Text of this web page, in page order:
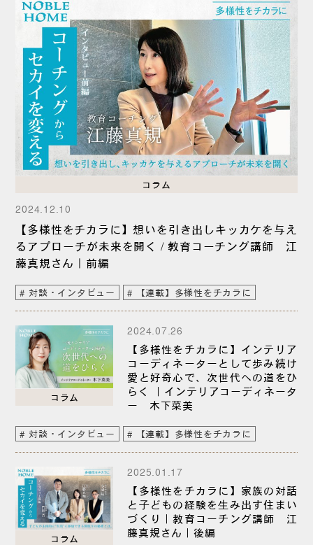
コラム
2024.12.10
【多様性をチカラに】想いを引き出しキッカケを与え
るアプローチが未来を開く / 教育コーチング講師 江
藤真規さん｜前編
対談・インタビュー 【連載】多様性をチカラに
コラム
2024.07.26
【多様性をチカラに】インテリア
コーディネーターとして歩み続け
愛と好奇心で、次世代への道をひ
らく ｜インテリアコーディネータ
ー 木下菜美
対談・インタビュー 【連載】多様性をチカラに
コラム
2025.01.17
【多様性をチカラに】家族の対話
と⼦どもの経験を⽣み出す住まい
づくり｜教育コーチング講師 江
藤真規さん｜後編